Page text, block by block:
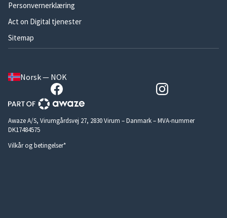
Personvernerklæring
Act on Digital tjenester
Sitemap
Norsk — NOK
Awaze A/S, Virumgårdsvej 27, 2830 Virum – Danmark – MVA-nummer
DK17484575
Vilkår og betingelser*